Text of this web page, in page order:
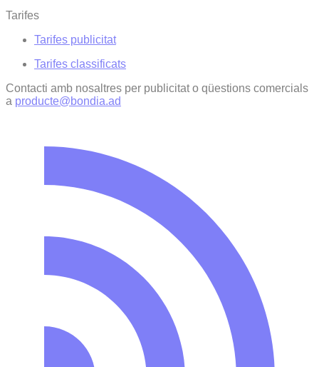
Tarifes
Tarifes publicitat
Tarifes classificats
Contacti amb nosaltres per publicitat o qüestions comercials
a producte@bondia.ad